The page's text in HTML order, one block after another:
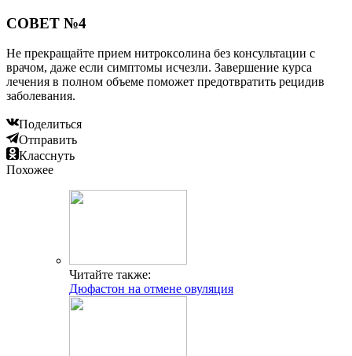
СОВЕТ №4
Не прекращайте прием нитроксолина без консультации с
врачом, даже если симптомы исчезли. Завершение курса
лечения в полном объеме поможет предотвратить рецидив
заболевания.
Поделиться
Отправить
Класснуть
Похожее
Читайте также:
Дюфастон на отмене овуляция